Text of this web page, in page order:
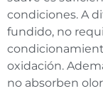
condiciones. A
fundido, no
oxidación.
no absorben